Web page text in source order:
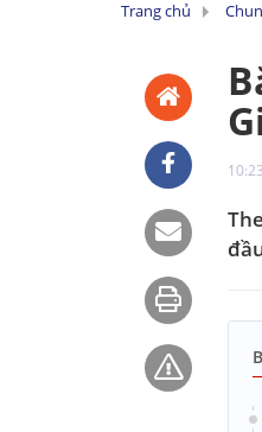
Trang chủ